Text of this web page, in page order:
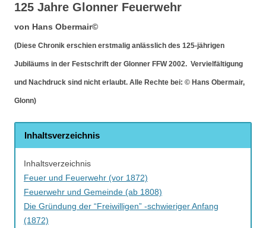
125 Jahre Glonner Feuerwehr
von Hans Obermair©
(Diese Chronik erschien erstmalig anlässlich des 125-jährigen
Jubiläums in der Festschrift der Glonner FFW 2002. Vervielfältigung
und Nachdruck sind nicht erlaubt. Alle Rechte bei: © Hans Obermair,
Glonn)
Inhaltsverzeichnis
Inhaltsverzeichnis
Feuer und Feuerwehr (vor 1872)
Feuerwehr und Gemeinde (ab 1808)
Die Gründung der “Freiwilligen” -schwieriger Anfang
(1872)